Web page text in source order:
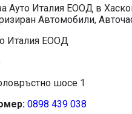
Ауто Италия ЕООД в
Автомобили,
Италия ЕООД
шосе 1
0898 439 038